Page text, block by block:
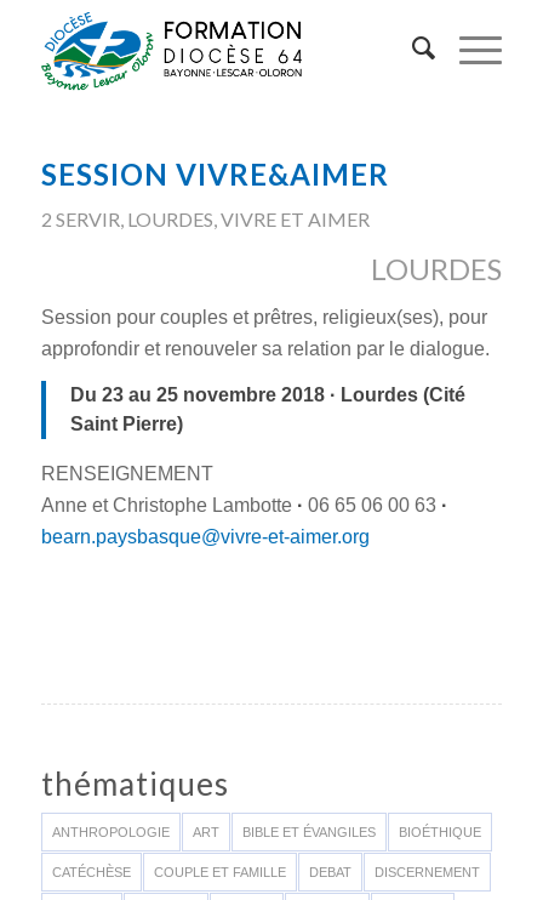
SESSION VIVRE&AIMER
2 SERVIR, LOURDES,VIVRE ET AIMER
LOURDES
Session pour couples et prêtres, religieux(ses), pour
approfondir et renouveler sa relation par le dialogue.
Du 23 au 25 novembre 2018 · Lourdes (Cité
Saint Pierre)
RENSEIGNEMENT
Anne et Christophe Lambotte· 06 65 06 00 63·
bearn.paysbasque@vivre-et-aimer.org
thématiques
ANTHROPOLOGIE ART BIBLE ET ÉVANGILES BIOÉTHIQUE
CATÉCHÈSE COUPLE ET FAMILLE DEBAT DISCERNEMENT